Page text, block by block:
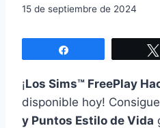
15 de septiembre de 2024
¡Los Sims™ FreePlay
disponible hoy! Consigue
y Puntos Estilo de Vida